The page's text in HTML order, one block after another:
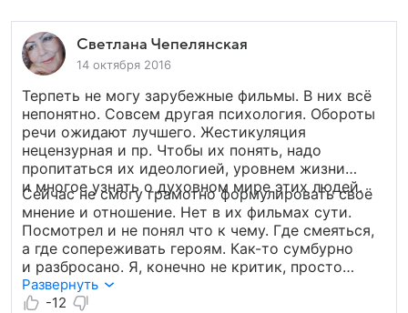
Светлана Чепелянская
14 октября 2016
Терпеть не могу зарубежные фильмы. В них всё
непонятно. Совсем другая психология. Обороты
речи ожидают лучшего. Жестикуляция
нецензурная и пр. Чтобы их понять, надо
пропитаться их идеологией, уровнем жизни
и многое узнать о духовном мире этих людей.
Сейчас не смогу грамотно формулировать своё
мнение и отношение. Нет в их фильмах сути.
Посмотрел и не понял что к чему. Где смеяться,
а где сопереживать героям. Как-то сумбурно
и разбросано. Я, конечно не критик, просто
высказываю своё мнение. Многие любят
зарубежные фильмы. О вкусах не спорят.
Развернуть
-12